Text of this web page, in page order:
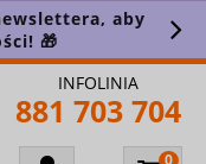
aby
🎁
INFOLINIA
881 703 704